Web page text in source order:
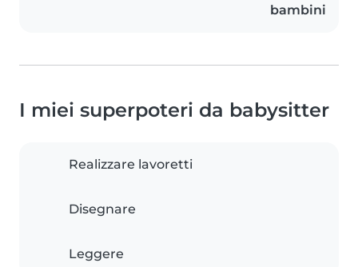
bambini
I miei superpoteri da babysitter
Realizzare lavoretti
Disegnare
Leggere